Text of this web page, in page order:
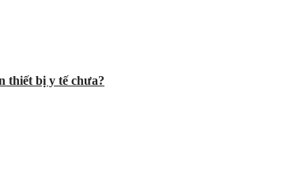
thiết bị y tế chưa?